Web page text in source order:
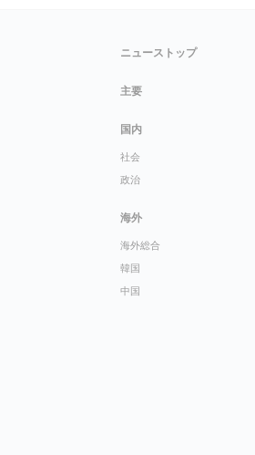
ニューストップ
主要
国内
社会
政治
海外
海外総合
韓国
中国